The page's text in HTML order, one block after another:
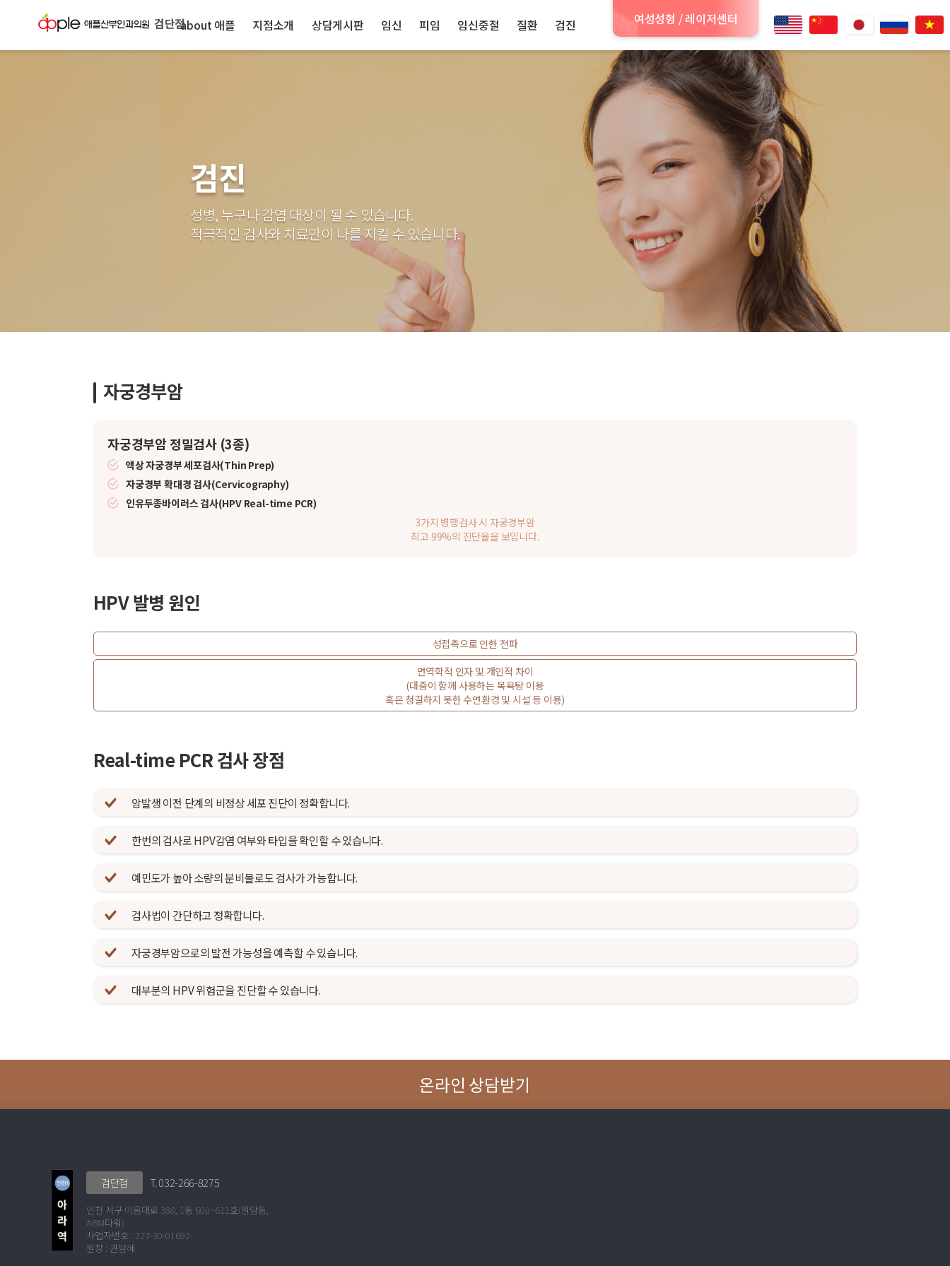
검단점about 애플 지점소개 상담게시판 임신 피임 임신중절 질환 검진 여성성형 / 레이저센터
검진
성병, 누구나 감염 대상이 될 수 있습니다.
적극적인 검사와 치료만이 나를 지킬 수 있습니다.
자궁경부암
자궁경부암 정밀검사 (3종)
액상 자궁경부 세포검사(Thin Prep)
자궁경부 확대경 검사(Cervicography)
인유두종바이러스 검사(HPV Real-time PCR)
3가지 병행검사 시 자궁경부암
최고 99%의 진단율을 보입니다.
HPV 발병 원인
성접촉으로 인한 전파
면역학적 인자 및 개인적 차이
(대중이 함께 사용하는 목욕탕 이용
혹은 청결하지 못한 수면환경 및 시설 등 이용)
Real-time PCR 검사 장점
암발생 이전 단계의 비정상 세포 진단이 정확합니다.
한번의 검사로 HPV감염 여부와 타입을 확인할 수 있습니다.
예민도가 높아 소량의 분비물로도 검사가 가능합니다.
검사법이 간단하고 정확합니다.
자궁경부암으로의 발전 가능성을 예측할 수 있습니다.
대부분의 HPV 위험군을 진단할 수 있습니다.
온라인 상담받기
검단점 T. 032-266-8275
인천 서구 이음대로 388, 1동 608~611호(원담동,
ABM타워)
사업자번호 : 227-30-01692
원장 : 권담혜